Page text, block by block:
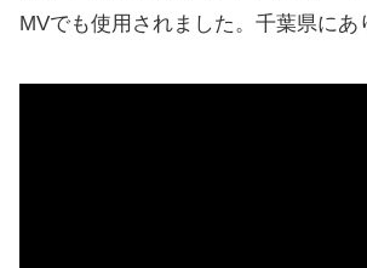
MVでも使用されました。千葉県にあ